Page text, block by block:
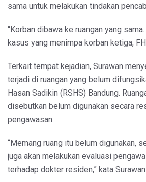
sama untuk melakukan tindakan
“Korban dibawa ke ruangan yang
kasus yang menimpa korban ketiga,
Terkait tempat kejadian, Surawan
terjadi di ruangan yang belum
Hasan Sadikin (RSHS) Bandung.
disebutkan belum digunakan secara
pengawasan.
“Memang ruang itu belum digunakan,
juga akan melakukan evaluasi
terhadap dokter residen,” kata Surawan.